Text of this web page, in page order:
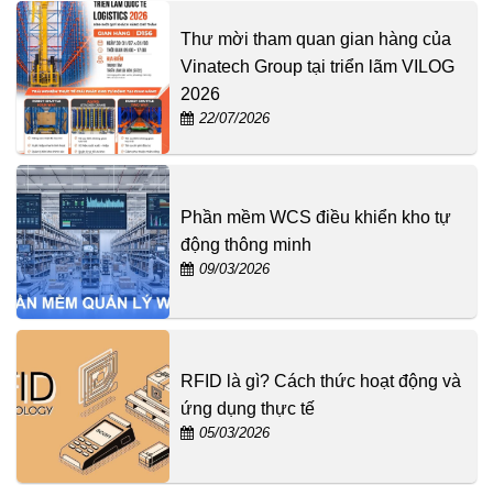
Thư mời tham quan gian hàng của
Vinatech Group tại triển lãm VILOG
2026
22/07/2026
Phần mềm WCS điều khiển kho tự
động thông minh
09/03/2026
RFID là gì? Cách thức hoạt động và
ứng dụng thực tế
05/03/2026